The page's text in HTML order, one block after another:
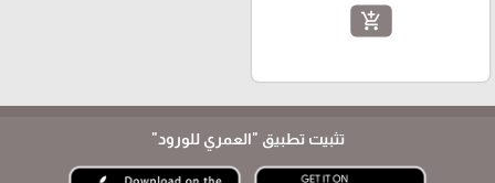
add_shopping_cart
تثبيت تطبيق "العمري للورود"